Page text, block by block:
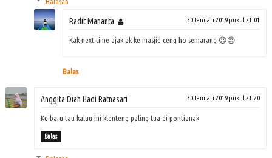
Radit Mananta 30 Januari 2019 pukul 21.01
Kak next time ajak ak ke masjid ceng ho semarang 😍😍
Balas
Anggita Diah Hadi Ratnasari 30 Januari 2019 pukul 21.20
Ku baru tau kalau ini klenteng paling tua di pontianak
Balas